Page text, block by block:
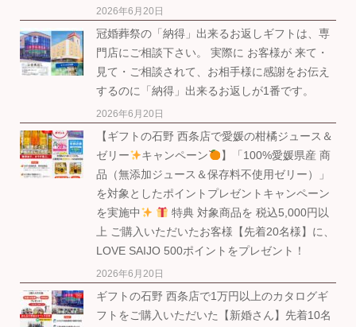
2026年6月20日
冠婚葬祭の「納得」出来るお返しギフトは、専
門店にご相談下さい。 実際に お客様が 来て・
見て・ご相談されて、お相手様に感謝をお伝え
するのに「納得」出来るお返しが1番です。
2026年6月20日
【ギフトの石野 西条店で愛媛の柑橘ジュース＆
ゼリー
キャンペーン
】「100%愛媛県産 商
品（無添加ジュース＆保存料不使用ゼリー）」
を対象としたポイントプレゼントキャンペーン
を実施中
特典 対象商品を 税込5,000円以
上 ご購入いただいたお客様【先着20名様】に、
LOVE SAIJO 500ポイントをプレゼント！
2026年6月20日
ギフトの石野 西条店で1万円以上のカタログギ
フトをご購入いただいた【新婚さん】先着10名